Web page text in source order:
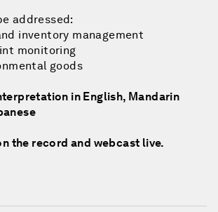
addressed:
inventory management
monitoring
goods
in English, Mandarin
the record and webcast live.